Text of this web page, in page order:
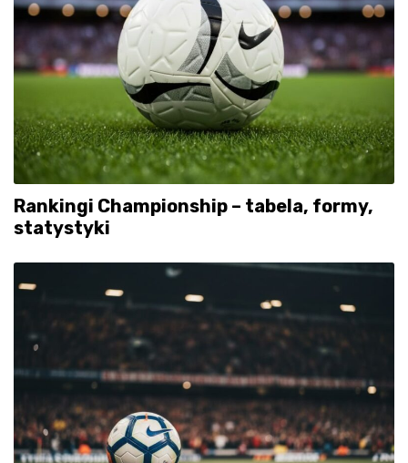
Rankingi Championship – tabela, formy,
statystyki